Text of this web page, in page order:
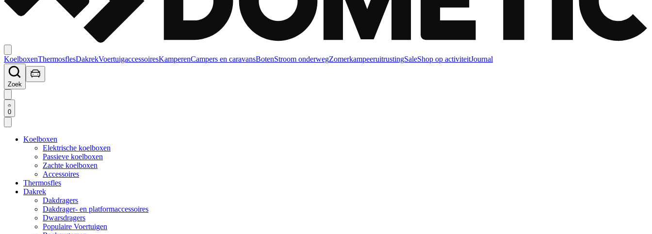
KoelboxenThermosflesDakrekVoertuigaccessoiresKamperenCampers en caravansBotenStroom onderwegZomerkampeeruitrustingSaleShop op activiteitJournal
Zoek
0
Koelboxen
Elektrische koelboxen
Passieve koelboxen
Zachte koelboxen
Accessoires
Thermosfles
Dakrek
Dakdragers
Dakdrager- en platformaccessoires
Dwarsdragers
Populaire Voertuigen